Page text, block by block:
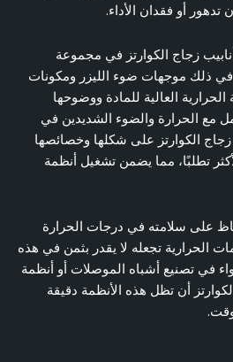
تدهور أو فقدان الأداء.
زجاج الكوارتز في مجموعة
في ذلك موجهات ضوء الليزر ومكونات
العالية للمادة ووضوحها
مع الحرارة والضوء الشديدين في
الكوارتز على شكلها وخصائصها
تطلبًا، مما يضمن تشغيل أنظمة
على سلامته في درجات الحرارة
الحرارية تجعله لا يقدر بثمن في هذه
في تصنيع أشباه الموصلات أو أنظمة
أن تظل هذه الأنظمة دقيقة